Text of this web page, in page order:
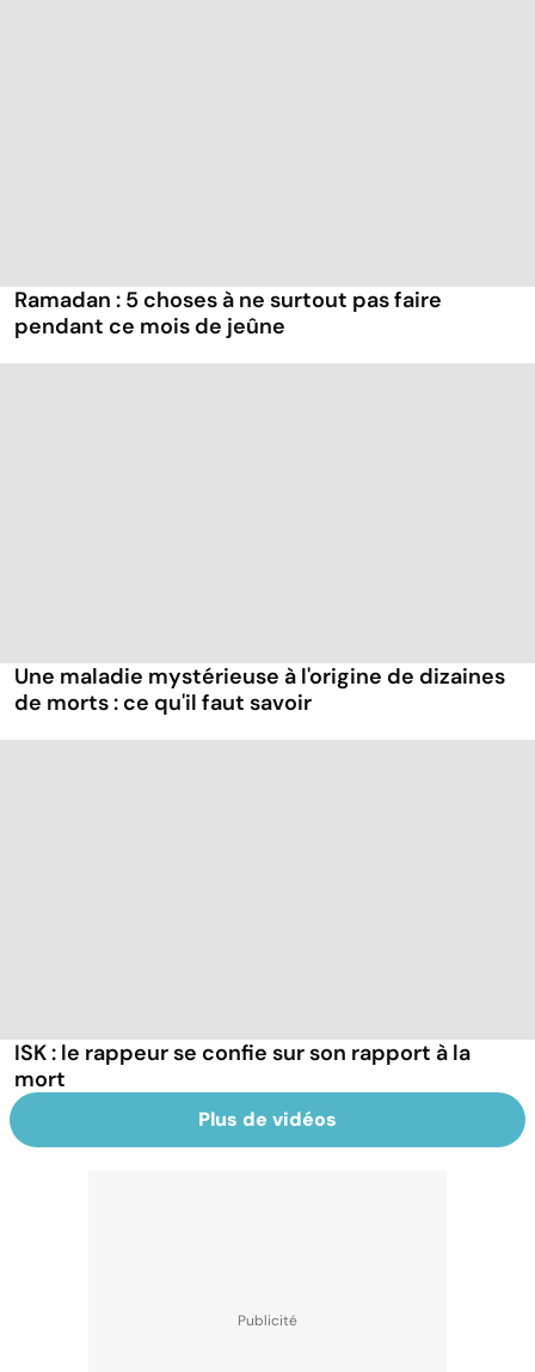
Ramadan : 5 choses à ne surtout pas faire
pendant ce mois de jeûne
Une maladie mystérieuse à l'origine de dizaines
de morts : ce qu'il faut savoir
ISK : le rappeur se confie sur son rapport à la
mort
Plus de vidéos